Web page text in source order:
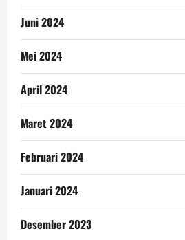
Juni 2024
Mei 2024
April 2024
Maret 2024
Februari 2024
Januari 2024
Desember 2023